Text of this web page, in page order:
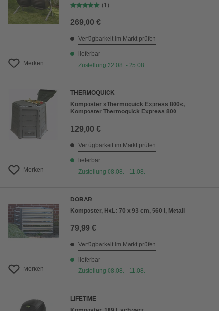
Merken
(1)
269,00 €
Verfügbarkeit im Markt prüfen
lieferbar
Zustellung 22.08. - 25.08.
Merken
THERMOQUICK
Komposter »Thermoquick Express 800«,
Komposter Thermoquick Express 800
129,00 €
Verfügbarkeit im Markt prüfen
lieferbar
Zustellung 08.08. - 11.08.
Merken
DOBAR
Komposter, HxL: 70 x 93 cm, 560 l, Metall
79,99 €
Verfügbarkeit im Markt prüfen
lieferbar
Zustellung 08.08. - 11.08.
LIFETIME